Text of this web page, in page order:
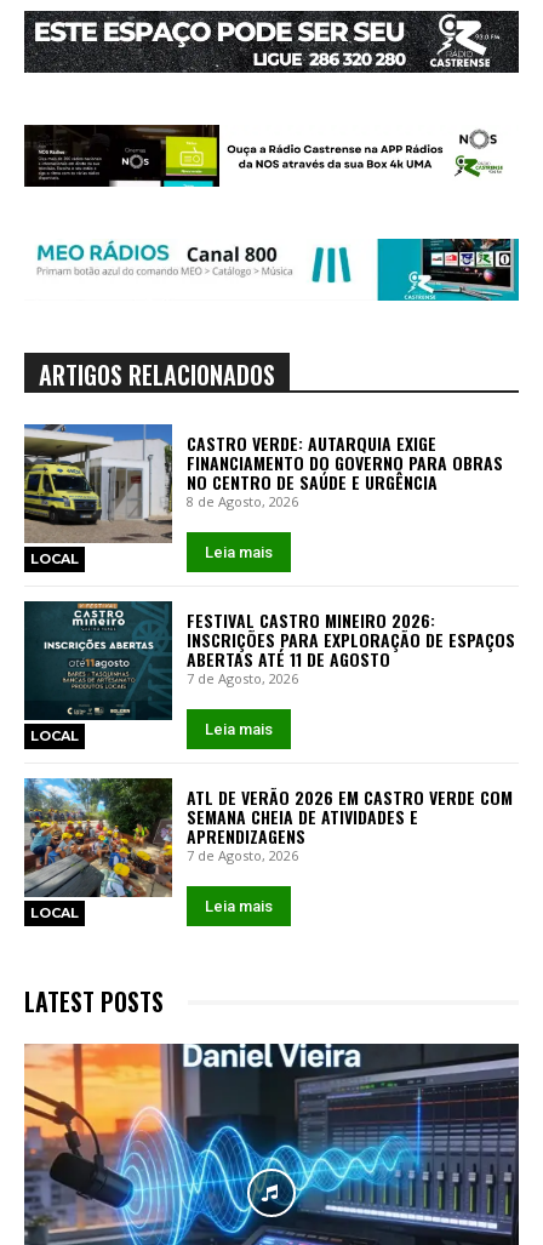
ARTIGOS RELACIONADOS
LOCAL
CASTRO VERDE: AUTARQUIA EXIGE
FINANCIAMENTO DO GOVERNO PARA OBRAS
NO CENTRO DE SAÚDE E URGÊNCIA
8 de Agosto, 2026
Leia mais
LOCAL
FESTIVAL CASTRO MINEIRO 2026:
INSCRIÇÕES PARA EXPLORAÇÃO DE ESPAÇOS
ABERTAS ATÉ 11 DE AGOSTO
7 de Agosto, 2026
Leia mais
LOCAL
ATL DE VERÃO 2026 EM CASTRO VERDE COM
SEMANA CHEIA DE ATIVIDADES E
APRENDIZAGENS
7 de Agosto, 2026
Leia mais
LATEST POSTS